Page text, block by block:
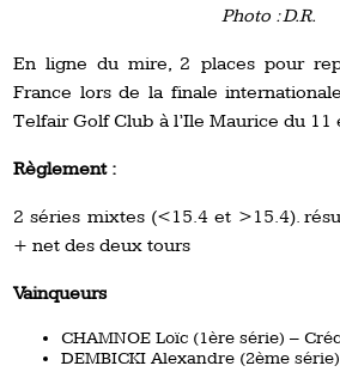
Photo : D.R.
En ligne du mire, 2 places pour
France lors de la finale
Telfair Golf Club à l’Ile Maurice du 11
Règlement :
2 séries mixtes (<15.4 et >15.4).
+ net des deux tours
Vainqueurs
CHAMNOE Loïc (1ère série) –
DEMBICKI Alexandre (2ème